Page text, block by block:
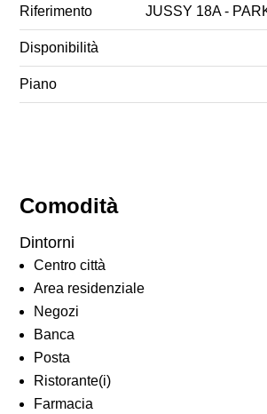
Comodità
Dintorni
Centro città
Area residenziale
Negozi
Banca
Posta
Ristorante(i)
Farmacia
Riferimento JUSSY 18A -
Disponibilità
Piano